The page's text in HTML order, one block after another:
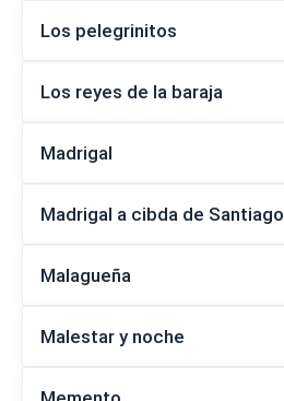
Los pelegrinitos
Los reyes de la baraja
Madrigal
Madrigal a cibda de Santiago
Malagueña
Malestar y noche